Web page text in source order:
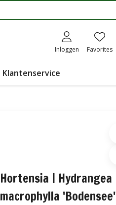
Inloggen Favorites
Klantenservice
Hortensia | Hydrangea
macrophylla 'Bodensee'